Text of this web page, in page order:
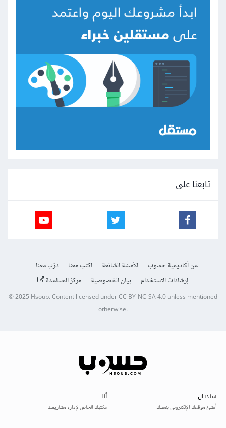
تابعنا على
عن أكاديمية حسوب الأسئلة الشائعة اكتب معنا
درّب معنا
إرشادات الاستخدام
بيان الخصوصية مركز المساعدة
© 2025Hsoub.Content licensed underCC BY-NC-SA 4.0unless mentioned
otherwise.